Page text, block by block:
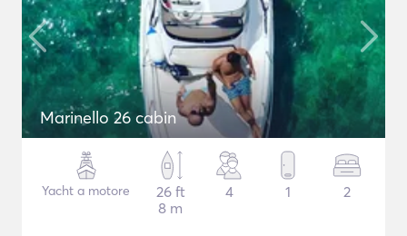
Marinello 26 cabin
Yacht a motore
26 ft
8 m
4 1 2